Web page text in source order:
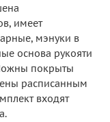
имеет
мэнуки в
основа рукояти
покрыты
расписанным
входят